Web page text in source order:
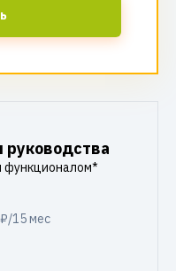
функционалом*
₽/15 мес